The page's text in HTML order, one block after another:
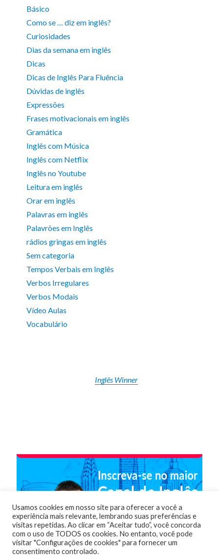
Básico
Como se … diz em inglês?
Curiosidades
Dias da semana em inglês
Dicas
Dicas de Inglês Para Fluência
Dúvidas de inglês
Expressões
Frases motivacionais em inglês
Gramática
Inglês com Música
Inglês com Netflix
Inglês no Youtube
Leitura em inglês
Orar em inglês
Palavras em inglês
Palavrões em Inglês
rádios gringas em inglês
Sem categoria
Tempos Verbais em Inglês
Verbos Irregulares
Verbos Modais
Vídeo Aulas
Vocabulário
Inglês Winner
Usamos cookies em nosso site para oferecer a você a
experiência mais relevante, lembrando suas preferências e
visitas repetidas. Ao clicar em “Aceitar tudo”, você concorda
com o uso de TODOS os cookies. No entanto, você pode
visitar "Configurações de cookies" para fornecer um
consentimento controlado.